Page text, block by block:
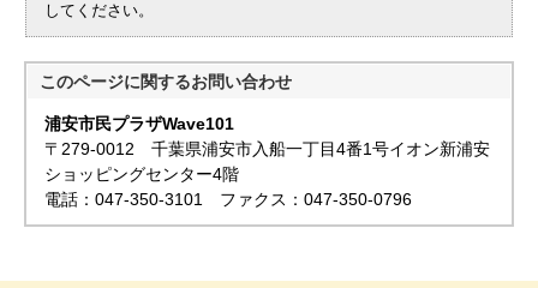
してください。
このページに関するお問い合わせ
浦安市民プラザWave101
〒279-0012 千葉県浦安市入船一丁目4番1号イオン新浦安
ショッピングセンター4階
電話：047-350-3101 ファクス：047-350-0796